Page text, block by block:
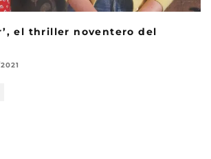
el thriller noventero del